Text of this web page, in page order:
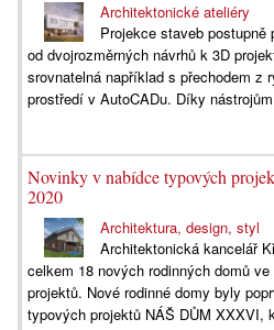
Architektonické ateliéry
Projekce staveb
od dvojrozměrných návrhů k 3D
srovnatelná například s přechodem z
prostředí v AutoCADu. Díky
Novinky v nabídce typových
2020
Architektura, design, styl
Architektonická kancelář
celkem 18 nových rodinných domů
projektů. Nové rodinné domy byly
typových projektů NÁŠ DŮM XXXVI,